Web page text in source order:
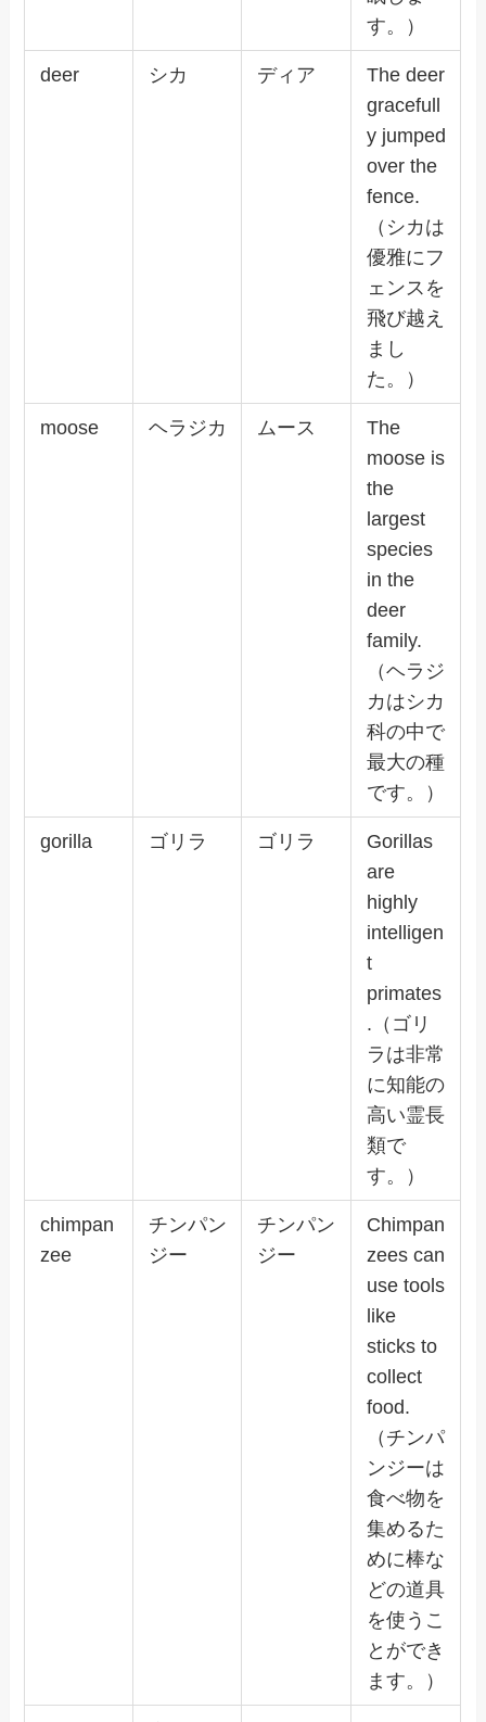
す。）
deer シカ ディア
The deer
gracefull
y jumped
over the
fence.
（シカは
優雅にフ
ェンスを
飛び越え
まし
た。）
moose ヘラジカ ムース
The
moose is
the
largest
species
in the
deer
family.
（ヘラジ
カはシカ
科の中で
最大の種
です。）
gorilla ゴリラ ゴリラ
Gorillas
are
highly
intelligen
t
primates
.（ゴリ
ラは非常
に知能の
高い霊長
類で
す。）
chimpan
zee
チンパン
ジー
チンパン
ジー
Chimpan
zees can
use tools
like
sticks to
collect
food.
（チンパ
ンジーは
食べ物を
集めるた
めに棒な
どの道具
を使うこ
とができ
ます。）